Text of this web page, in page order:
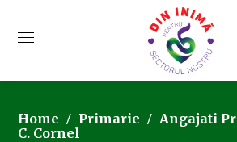
Home Primarie Angajati
C. Cornel